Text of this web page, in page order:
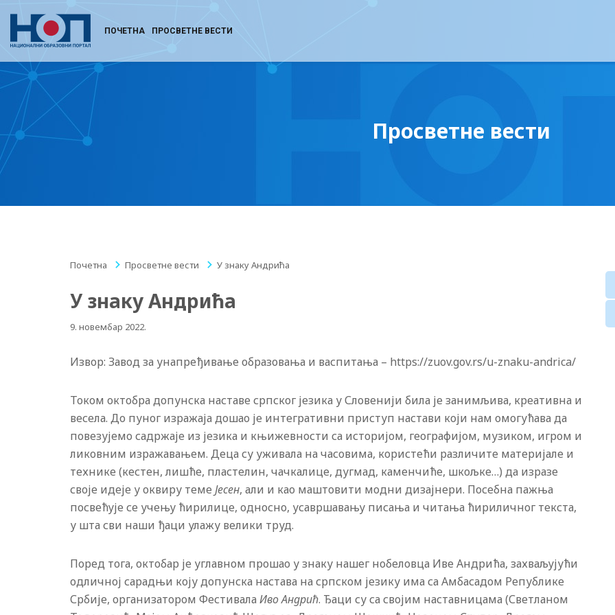
ПОЧЕТНА ПРОСВЕТНЕ ВЕСТИ
Просветне вести
Почетна / Просветне вести / У знаку Андрића
У знаку Андрића
9. новембар 2022.
Извор: Завод за унапређивање образовања и васпитања – https://zuov.gov.rs/u-znaku-andrica/
Током октобра допунска наставе српског језика у Словенији била је занимљива, креативна и
весела. До пуног изражаја дошао је интегративни приступ настави који нам омогућава да
повезујемо садржаје из језика и књижевности са историјом, географијом, музиком, игром и
ликовним изражавањем. Деца су уживала на часовима, користећи различите материјале и
технике (кестен, лишће, пластелин, чачкалице, дугмад, каменчиће, шкољке…) да изразе
своје идеје у оквиру теме Јесен, али и као маштовити модни дизајнери. Посебна пажња
посвећује се учењу ћирилице, односно, усавршавању писања и читања ћириличног текста,
у шта сви наши ђаци улажу велики труд.
Поред тога, октобар је углавном прошао у знаку нашег нобеловца Иве Андрића, захваљујући
одличној сарадњи коју допунска настава на српском језику има са Амбасадом Републике
Србије, организатором Фестивала Иво Андрић. Ђаци су са својим наставницама (Светланом